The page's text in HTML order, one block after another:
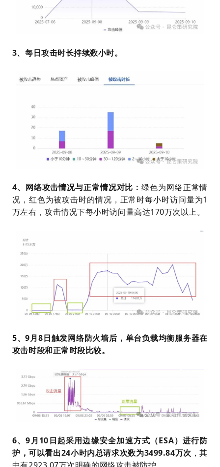
3、每日攻击时长持续数小时。
4、网络攻击情况与正常情况对比：绿色为网络正常情
况，红色为被攻击时的情况，正常时每小时访问量为1
万左右，攻击情况下每小时访问量高达170万次以上。
5、9月8日触发网络防火墙后，单台负载均衡服务器在
攻击时段和正常时段比较。
6、9月10日起采用边缘安全加速方式（ESA）进行防
护，可以看出24小时内总请求次数为3499.84万次 ，其